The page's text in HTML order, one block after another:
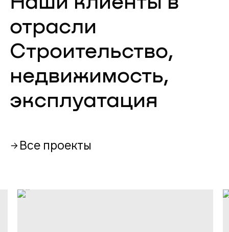
отрасли
Строительство,
недвижимость,
эксплуатация
Все проекты